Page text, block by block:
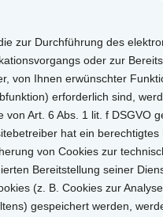
zur Durchführung des
oder zur
von Ihnen erwünschter
erforderlich sind,
von Art. 6 Abs. 1 lit. f DSGVO
hat ein berechtigtes
von Cookies zur
Bereitstellung seiner
(z. B. Cookies zur
gespeichert werden,